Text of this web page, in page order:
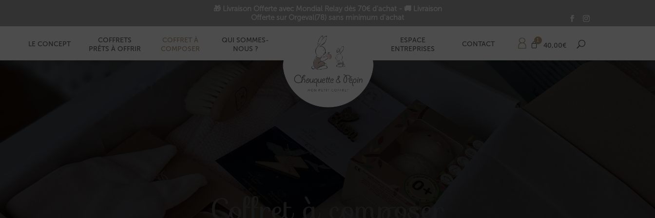
🎁 Livraison Offerte avec Mondial Relay dès 70€ d'achat - 🚚 Livraison
Offerte sur Orgeval(78) sans minimum d'achat
LE CONCEPT
COFFRETS
PRÊTS À OFFRIR
COFFRET À
COMPOSER
QUI SOMMES-
NOUS ?
ESPACE
ENTREPRISES
CONTACT 40,00€